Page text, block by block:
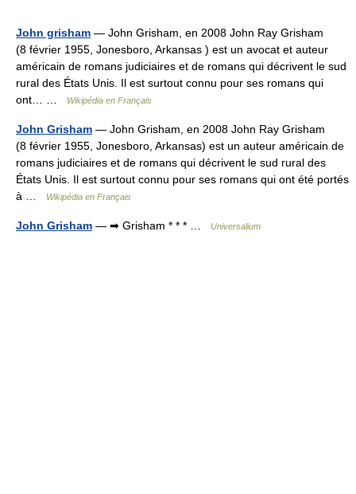
John grisham — John Grisham, en 2008 John Ray Grisham
(8 février 1955, Jonesboro, Arkansas ) est un avocat et auteur
américain de romans judiciaires et de romans qui décrivent le sud
rural des États Unis. Il est surtout connu pour ses romans qui
ont… …
Wikipédia en Français
John Grisham — John Grisham, en 2008 John Ray Grisham
(8 février 1955, Jonesboro, Arkansas) est un auteur américain de
romans judiciaires et de romans qui décrivent le sud rural des
États Unis. Il est surtout connu pour ses romans qui ont été portés
à …
Wikipédia en Français
John Grisham — ➡ Grisham * * * … Universalium